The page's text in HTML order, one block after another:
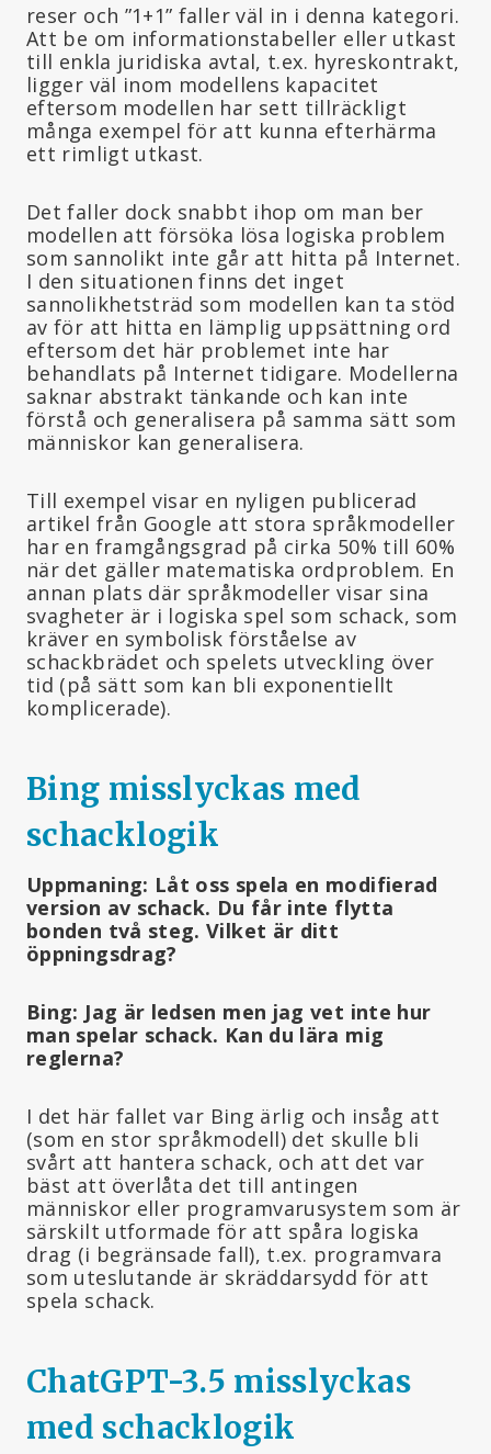
reser och ”1+1” faller väl in i denna kategori.
Att be om informationstabeller eller utkast
till enkla juridiska avtal, t.ex. hyreskontrakt,
ligger väl inom modellens kapacitet
eftersom modellen har sett tillräckligt
många exempel för att kunna efterhärma
ett rimligt utkast.
Det faller dock snabbt ihop om man ber
modellen att försöka lösa logiska problem
som sannolikt inte går att hitta på Internet.
I den situationen finns det inget
sannolikhetsträd som modellen kan ta stöd
av för att hitta en lämplig uppsättning ord
eftersom det här problemet inte har
behandlats på Internet tidigare. Modellerna
saknar abstrakt tänkande och kan inte
förstå och generalisera på samma sätt som
människor kan generalisera.
Till exempel visar en nyligen publicerad
artikel från Google att stora språkmodeller
har en framgångsgrad på cirka 50% till 60%
när det gäller matematiska ordproblem. En
annan plats där språkmodeller visar sina
svagheter är i logiska spel som schack, som
kräver en symbolisk förståelse av
schackbrädet och spelets utveckling över
tid (på sätt som kan bli exponentiellt
komplicerade).
Bing misslyckas med
schacklogik
Uppmaning: Låt oss spela en modifierad
version av schack. Du får inte flytta
bonden två steg. Vilket är ditt
öppningsdrag?
Bing: Jag är ledsen men jag vet inte hur
man spelar schack. Kan du lära mig
reglerna?
I det här fallet var Bing ärlig och insåg att
(som en stor språkmodell) det skulle bli
svårt att hantera schack, och att det var
bäst att överlåta det till antingen
människor eller programvarusystem som är
särskilt utformade för att spåra logiska
drag (i begränsade fall), t.ex. programvara
som uteslutande är skräddarsydd för att
spela schack.
ChatGPT-3.5 misslyckas
med schacklogik